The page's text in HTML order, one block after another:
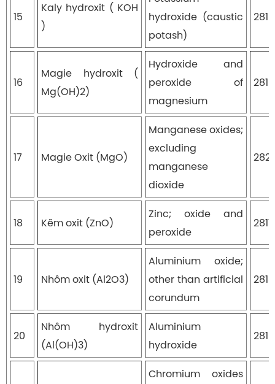
15
Kaly hydroxit ( KOH
)
hydroxide (caustic
potash)
16
Magie hydroxit (
Mg(OH)2)
Hydroxide and
peroxide of
magnesium
17 Magie Oxit (MgO)
Manganese oxides;
excluding
manganese
dioxide
18 Kẽm oxit (ZnO)
Zinc; oxide and
peroxide
19 Nhôm oxit (Al2O3)
Aluminium oxide;
other than artificial
corundum
20
Nhôm hydroxit
(Al(OH)3)
Aluminium
hydroxide
Chromium oxides